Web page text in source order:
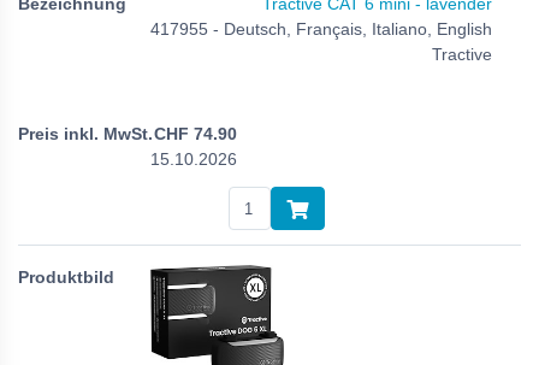
417955 - Deutsch, Français, Italiano, English
Tractive
CHF 74.90
15.10.2026